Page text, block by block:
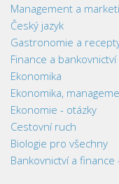
Management a
Český jazyk
Gastronomie a
Finance a bankovnictví
Ekonomika
Ekonomika,
Ekonomie - otázky
Cestovní ruch
Biologie pro všechny
Bankovnictví a